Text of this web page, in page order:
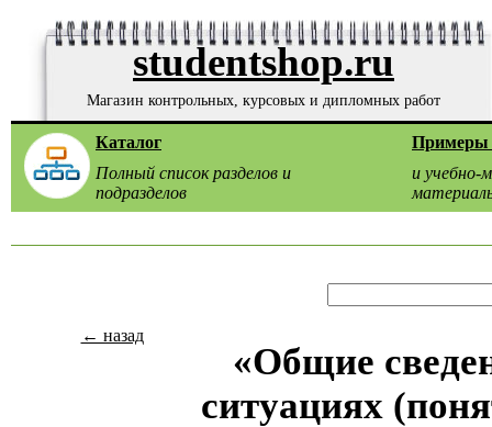
studentshop.ru
Магазин контрольных, курсовых и дипломных работ
Каталог
Полный список разделов и
подразделов
Примеры
и учебно-
← назад
«Общие
ситуациях